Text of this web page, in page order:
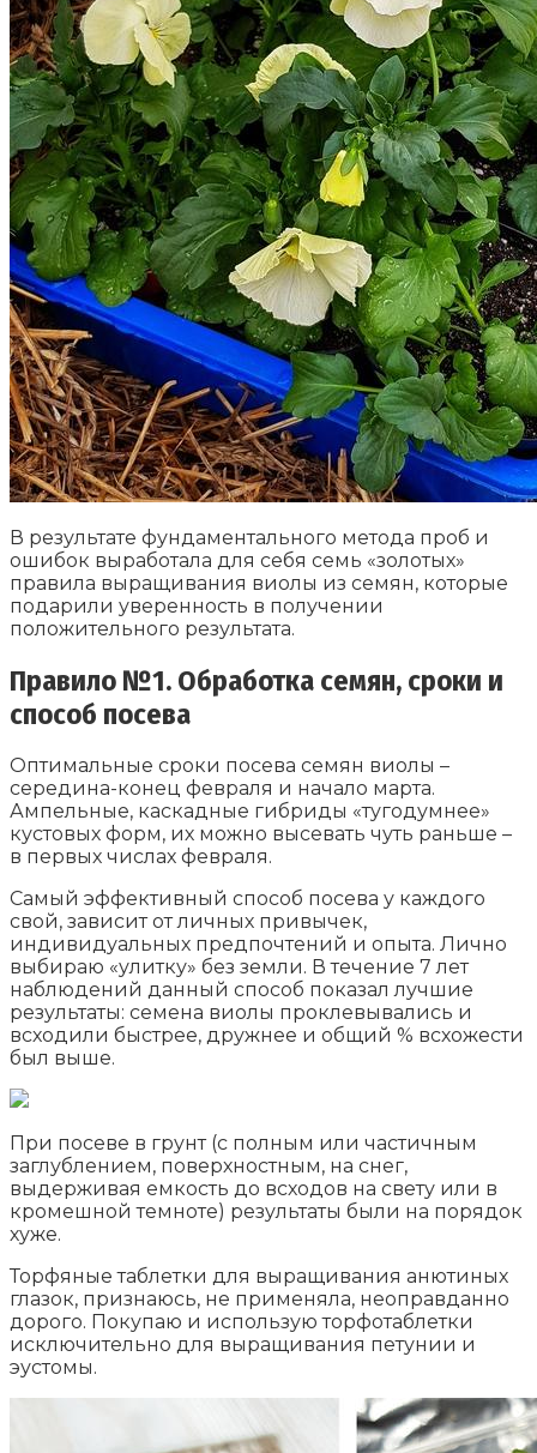
В результате фундаментального метода проб и
ошибок выработала для себя семь «золотых»
правила выращивания виолы из семян, которые
подарили уверенность в получении
положительного результата.
Правило №1. Обработка семян, сроки и
способ посева
Оптимальные сроки посева семян виолы –
середина-конец февраля и начало марта.
Ампельные, каскадные гибриды «тугодумнее»
кустовых форм, их можно высевать чуть раньше –
в первых числах февраля.
Самый эффективный способ посева у каждого
свой, зависит от личных привычек,
индивидуальных предпочтений и опыта. Лично
выбираю «улитку» без земли. В течение 7 лет
наблюдений данный способ показал лучшие
результаты: семена виолы проклевывались и
всходили быстрее, дружнее и общий % всхожести
был выше.
При посеве в грунт (с полным или частичным
заглублением, поверхностным, на снег,
выдерживая емкость до всходов на свету или в
кромешной темноте) результаты были на порядок
хуже.
Торфяные таблетки для выращивания анютиных
глазок, признаюсь, не применяла, неоправданно
дорого. Покупаю и использую торфотаблетки
исключительно для выращивания петунии и
эустомы.